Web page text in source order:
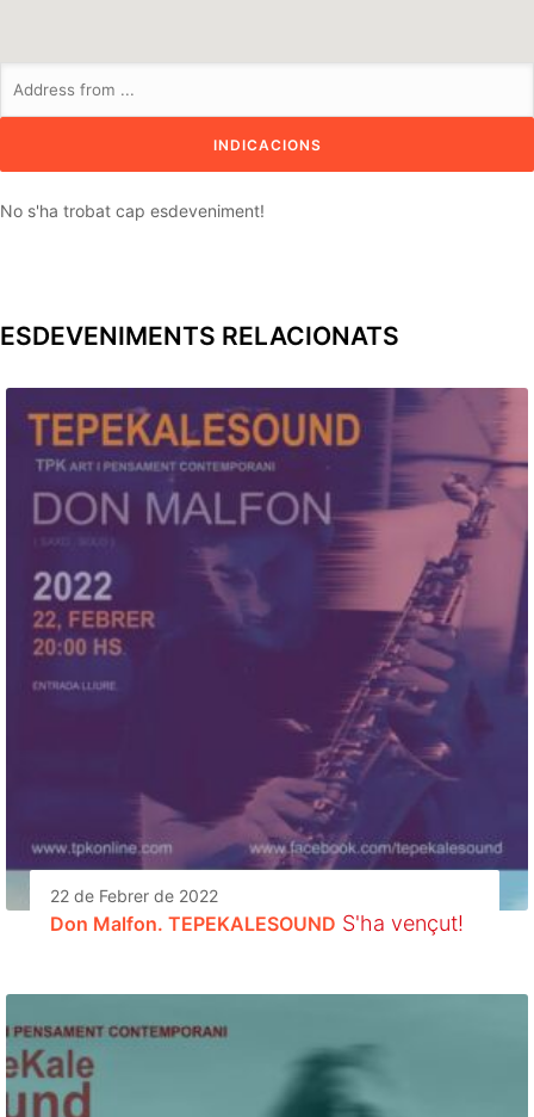
No s'ha trobat cap esdeveniment!
ESDEVENIMENTS RELACIONATS
22 de Febrer de 2022
Don Malfon. TEPEKALESOUND S'ha vençut!